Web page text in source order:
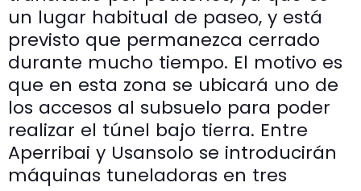
un lugar habitual de paseo, y está
previsto que permanezca cerrado
durante mucho tiempo. El motivo es
que en esta zona se ubicará uno de
los accesos al subsuelo para poder
realizar el túnel bajo tierra. Entre
Aperribai y Usansolo se introducirán
máquinas tuneladoras en tres